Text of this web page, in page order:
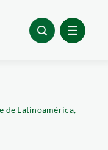
de Latinoamérica,